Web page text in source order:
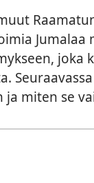
joka
ja miten se